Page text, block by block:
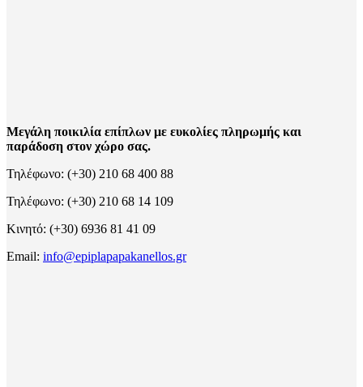
Μεγάλη ποικιλία επίπλων με ευκολίες πληρωμής και
παράδοση στον χώρο σας.
Τηλέφωνο: (+30) 210 68 400 88
Τηλέφωνο: (+30) 210 68 14 109
Κινητό: (+30) 6936 81 41 09
Email: info@epiplapapakanellos.gr